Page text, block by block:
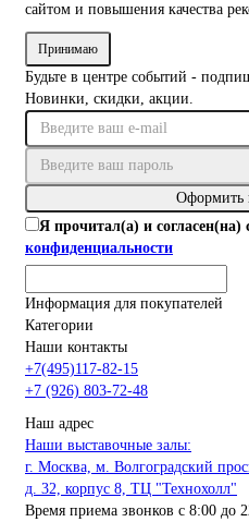
сайтом и повышения качества
Принимаю
Будьте в центре событий -
Новинки, скидки, акции.
Оформить
Я прочитал(а) и согласен(на)
конфиденциальности
Информация для покупателей
Категории
Наши контакты
+7(495)117-82-15
+7 (926) 803-72-48
Наш адрес
Наши выставочные залы:
г. Москва, м. Волгоградский
д. 32, корпус 8, ТЦ "Технохолл"
Время приема звонков с 8:00 до